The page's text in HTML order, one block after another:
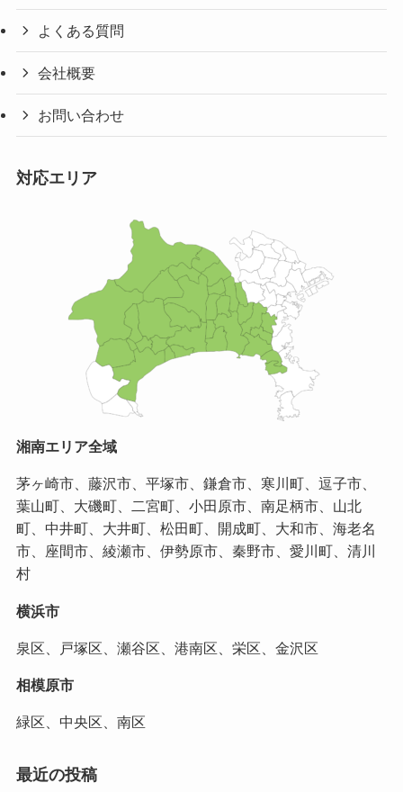
よくある質問
会社概要
お問い合わせ
対応エリア
湘南エリア全域
茅ヶ崎市、藤沢市、平塚市、鎌倉市、寒川町、逗子市、
葉山町、大磯町、二宮町、小田原市、南足柄市、山北
町、中井町、大井町、松田町、開成町、大和市、海老名
市、座間市、綾瀬市、伊勢原市、秦野市、愛川町、清川
村
横浜市
泉区、戸塚区、瀬谷区、港南区、栄区、金沢区
相模原市
緑区、中央区、南区
最近の投稿